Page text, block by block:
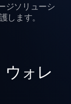
ジソリューシ
します。
ォレ